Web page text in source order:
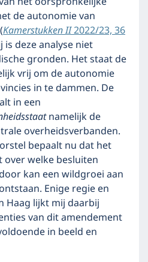
de autonomie van
Kamerstukken II2022/23, 36
is deze analyse niet
gronden. Het staat de
vrij om de autonomie
in te dammen. De
in een
namelijk de
overheidsverbanden.
bepaalt nu dat het
welke besluiten
kan een wildgroei aan
Enige regie en
Haag lijkt mij daarbij
van dit amendement
in beeld en